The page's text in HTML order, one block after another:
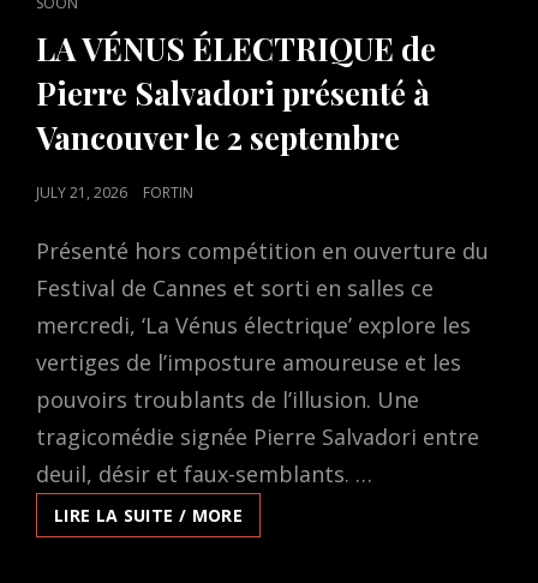
LA VÉNUS ÉLECTRIQUE de
Pierre Salvadori présenté à
Vancouver le 2 septembre
POSTED
JULY 21, 2026 FORTIN
Présenté hors compétition en ouverture du
Festival de Cannes et sorti en salles ce
mercredi, ‘La Vénus électrique’ explore les
vertiges de l’imposture amoureuse et les
pouvoirs troublants de l’illusion. Une
tragicomédie signée Pierre Salvadori entre
deuil, désir et faux-semblants. …
LIRE LA SUITE / MORE
VÉNUS